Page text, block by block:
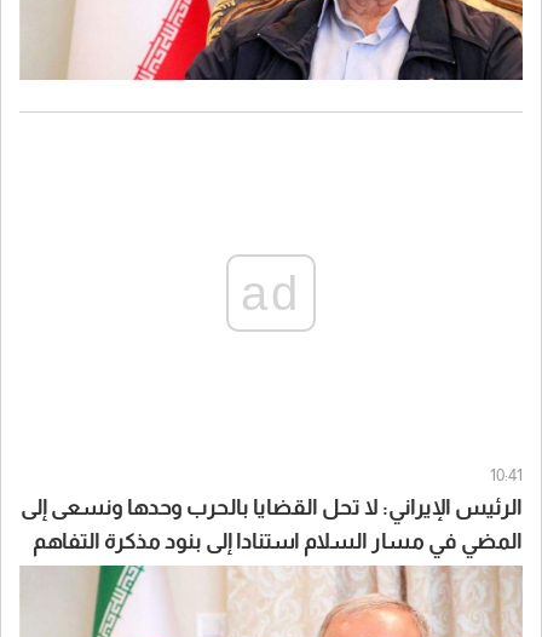
ad
10:41
الرئيس الإيراني: لا تحل القضايا بالحرب وحدها ونسعى إلى
المضي في مسار السلام استنادا إلى بنود مذكرة التفاهم